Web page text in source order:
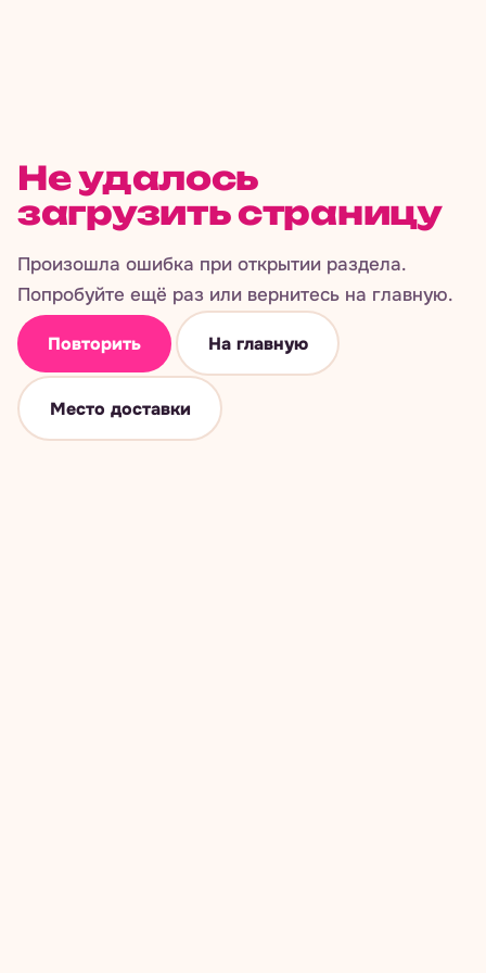
Не удалось
загрузить страницу
Произошла ошибка при открытии раздела.
Попробуйте ещё раз или вернитесь на главную.
Повторить На главную
Место доставки